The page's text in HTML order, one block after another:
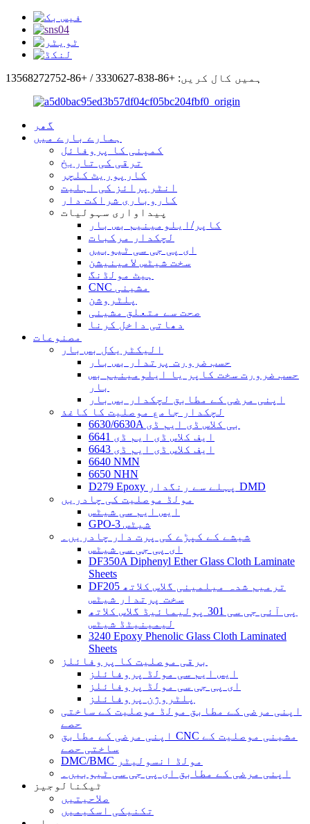
ہمیں کال کریں: +86-838-3330627 / +86-13568272752
گھر
ہمارے بارے میں
کمپنی کا پروفائل
ترقی کی تاریخ
کارپوریٹ کلچر
انٹرپرائز کی اہلیت
کاروباری شراکت دار
پیداواری سہولیات
کاپر/ایلومینیم بس بار
لچکدار مرکبات
ای پی جی سی ٹیوبیں
سخت شیٹس لامینیشن
ہیٹ مولڈنگ
CNC مشینی
پلٹروشن
صحت سے متعلق مشینی
دھاتی داخل کرنا
مصنوعات
الیکٹریکل بس بار
حسب ضرورت پرتدار بس بار
حسب ضرورت سخت کاپر یا ایلومینیم بس
بار
اپنی مرضی کے مطابق لچکدار بس بار
لچکدار جامع موصلیت کا کاغذ
6630/6630A بی کلاس ڈی ایم ڈی
6641 ایف کلاس ڈی ایم ڈی
6643 ایف کلاس ڈی ایم ڈی
6640 NMN
6650 NHN
D279 Epoxy پہلے سے رنگدار DMD
مولڈ موصلیت کی چادریں
ایس ایم سی شیٹس
GPO-3 شیٹس
شیشے کے کپڑے کی پرت دار چادریں۔
ای پی جی سی شیٹس
DF350A Diphenyl Ether Glass Cloth Laminate
Sheets
DF205 ترمیم شدہ میلمینی گلاس کلاتھ
سخت پرتدار شیٹس
پی آئی جی سی 301 پولیمائیڈ گلاس کلاتھ
لیمینیٹڈ شیٹس
3240 Epoxy Phenolic Glass Cloth Laminated
Sheets
برقی موصلیت کا پروفائلز
ایس ایم سی مولڈ پروفائلز
ای پی جی سی مولڈ پروفائلز
پلٹروژن پروفائلز
اپنی مرضی کے مطابق مولڈ موصلیت کے ساختی
حصے
اپنی مرضی کے مطابق CNC مشینی موصلیت کے
ساختی حصے
DMC/BMC مولڈ انسولیٹر
اپنی مرضی کے مطابق ای پی جی سی ٹیوبیں۔
ٹیکنالوجیز
صلاحیتیں
تکنیکی اسکیمیں